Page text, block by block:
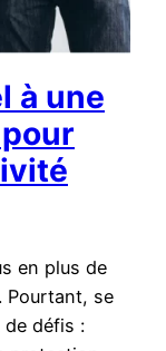
à une
en plus de
Pourtant, se
défis :